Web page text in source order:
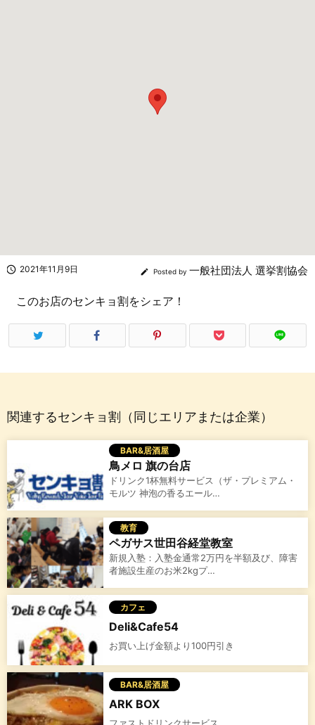
 2021年11月9日  Posted by 一般社団法人 選挙割協会
このお店のセンキョ割をシェア！
関連するセンキョ割（同じエリアまたは企業）
BAR&居酒屋
鳥メロ 旗の台店
ドリンク1杯無料サービス（ザ・プレミアム・
モルツ 神泡の香るエール…
教育
ペガサス世田谷経堂教室
新規入塾：入塾金通常2万円を半額及び、障害
者施設生産のお米2kgプ…
カフェ
Deli&Cafe54
お買い上げ金額より100円引き
BAR&居酒屋
ARK BOX
ファストドリンクサービス